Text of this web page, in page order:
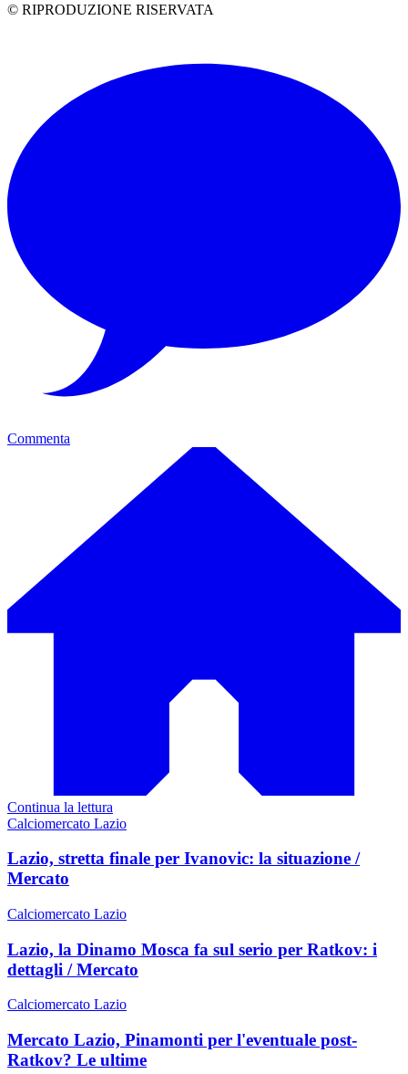
© RIPRODUZIONE RISERVATA
Commenta
Continua la lettura
Calciomercato Lazio
Lazio, stretta finale per Ivanovic: la situazione /
Mercato
Calciomercato Lazio
Lazio, la Dinamo Mosca fa sul serio per Ratkov: i
dettagli / Mercato
Calciomercato Lazio
Mercato Lazio, Pinamonti per l'eventuale post-
Ratkov? Le ultime